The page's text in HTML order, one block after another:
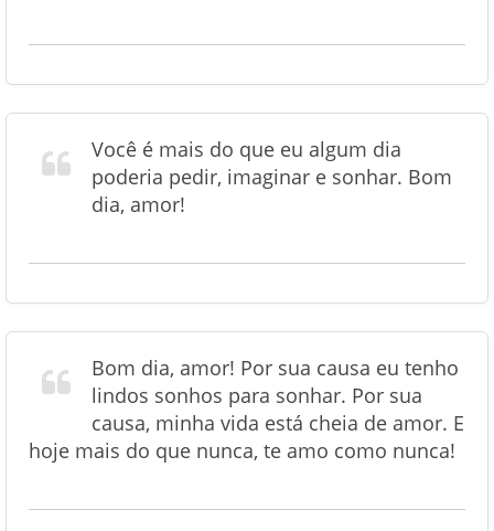
Você é mais do que eu algum dia
poderia pedir, imaginar e sonhar. Bom
dia, amor!
Bom dia, amor! Por sua causa eu tenho
lindos sonhos para sonhar. Por sua
causa, minha vida está cheia de amor. E
hoje mais do que nunca, te amo como nunca!